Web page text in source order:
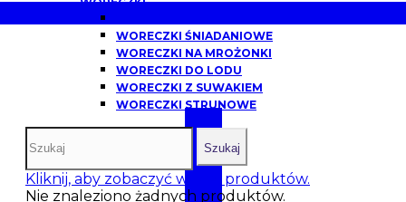
WORECZKI ŚNIADANIOWE
WORECZKI NA MROŻONKI
WORECZKI DO LODU
WORECZKI Z SUWAKIEM
WORECZKI STRUNOWE
Szukaj
Kliknij, aby zobaczyć więcej produktów.
Nie znaleziono żadnych produktów.